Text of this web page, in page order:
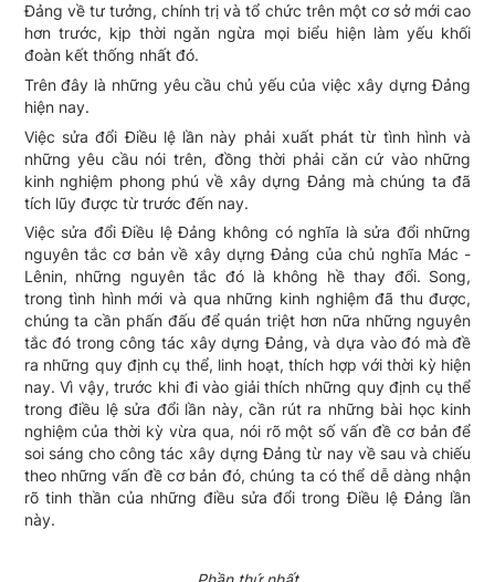
Đảng về tư tưởng, chính trị và tổ chức trên một cơ sở mới cao
hơn trước, kịp thời ngǎn ngừa mọi biểu hiện làm yếu khối
đoàn kết thống nhất đó.
Trên đây là những yêu cầu chủ yếu của việc xây dựng Đảng
hiện nay.
Việc sửa đổi Điều lệ lần này phải xuất phát từ tình hình và
những yêu cầu nói trên, đồng thời phải cǎn cứ vào những
kinh nghiệm phong phú về xây dựng Đảng mà chúng ta đã
tích lũy được từ trước đến nay.
Việc sửa đổi Điều lệ Đảng không có nghĩa là sửa đổi những
nguyên tắc cơ bản về xây dựng Đảng của chủ nghĩa Mác -
Lênin, những nguyên tắc đó là không hề thay đổi. Song,
trong tình hình mới và qua những kinh nghiệm đã thu được,
chúng ta cần phấn đấu để quán triệt hơn nữa những nguyên
tắc đó trong công tác xây dựng Đảng, và dựa vào đó mà đề
ra những quy định cụ thể, linh hoạt, thích hợp với thời kỳ hiện
nay. Vì vậy, trước khi đi vào giải thích những quy định cụ thể
trong điều lệ sửa đổi lần này, cần rút ra những bài học kinh
nghiệm của thời kỳ vừa qua, nói rõ một số vấn đề cơ bản để
soi sáng cho công tác xây dựng Đảng từ nay về sau và chiếu
theo những vấn đề cơ bản đó, chúng ta có thể dễ dàng nhận
rõ tinh thần của những điều sửa đổi trong Điều lệ Đảng lần
này.